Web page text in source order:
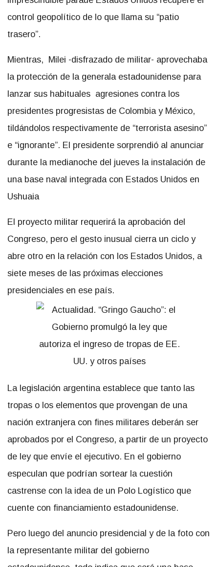
control geopolítico de lo que llama su “patio
trasero”.
Mientras, Milei -disfrazado de militar- aprovechaba
la protección de la generala estadounidense para
lanzar sus habituales agresiones contra los
presidentes progresistas de Colombia y México,
tildándolos respectivamente de “terrorista asesino”
e “ignorante”. El presidente sorprendió al anunciar
durante la medianoche del jueves la instalación de
una base naval integrada con Estados Unidos en
Ushuaia
El proyecto militar requerirá la aprobación del
Congreso, pero el gesto inusual cierra un ciclo y
abre otro en la relación con los Estados Unidos, a
siete meses de las próximas elecciones
presidenciales en ese país.
La legislación argentina establece que tanto las
tropas o los elementos que provengan de una
nación extranjera con fines militares deberán ser
aprobados por el Congreso, a partir de un proyecto
de ley que envíe el ejecutivo. En el gobierno
especulan que podrían sortear la cuestión
castrense con la idea de un Polo Logístico que
cuente con financiamiento estadounidense.
Pero luego del anuncio presidencial y de la foto con
la representante militar del gobierno